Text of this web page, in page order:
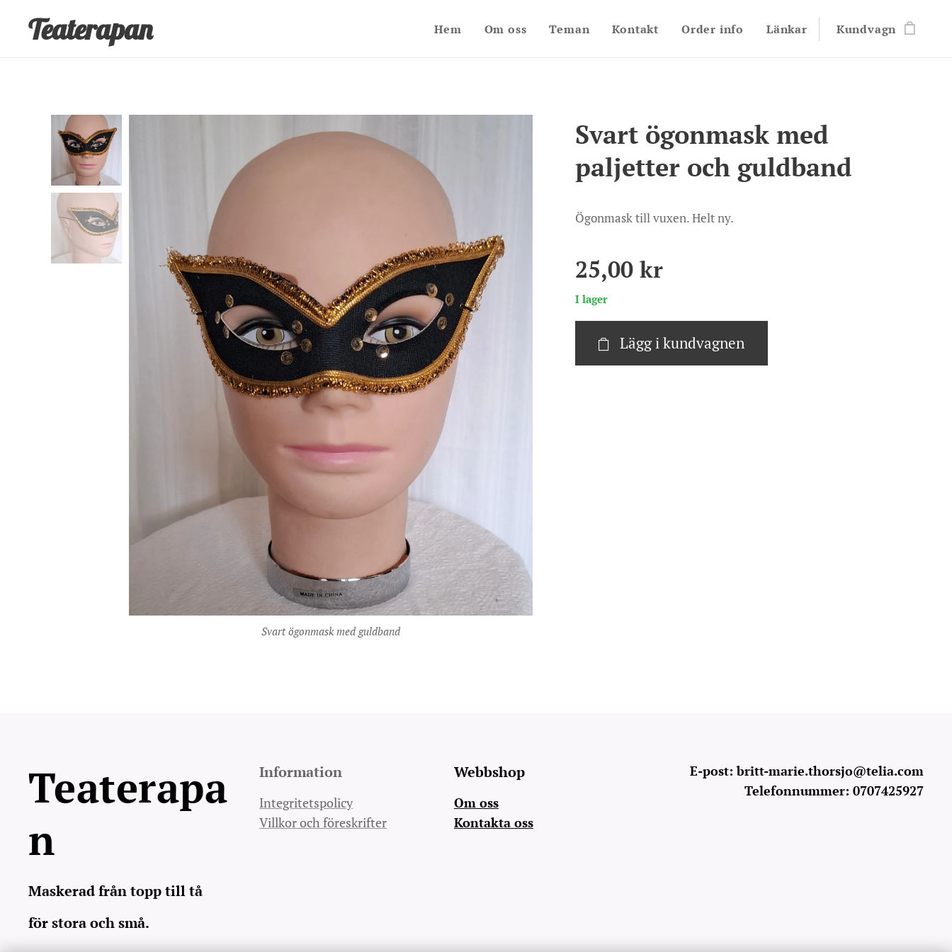
Teaterapan Hem Om oss Teman Kontakt Order info Länkar Kundvagn
Svart ögonmask med
paljetter och guldband
Svart ögonmask med guldband
Ögonmask till vuxen. Helt ny.
25,00 kr
I lager
Lägg i kundvagnen
Teaterapa
n
Maskerad från topp till tå
för stora och små.
Information
Integritetspolicy
Villkor och föreskrifter
Webbshop
Om oss
Kontakta oss
E-post: britt-marie.thorsjo@telia.com
Telefonnummer: 0707425927